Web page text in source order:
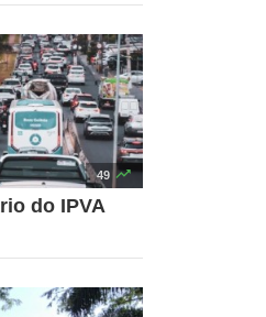
49 
do IPVA